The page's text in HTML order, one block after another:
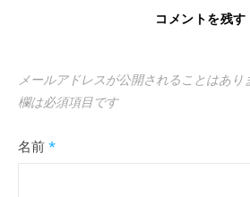
コメントを残す
メールアドレスが公開されることはあり
欄は必須項目です
名前 *